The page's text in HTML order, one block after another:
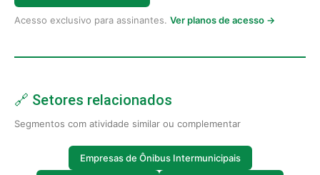
Acesso exclusivo para assinantes. Ver planos de acesso →
🔗 Setores relacionados
Segmentos com atividade similar ou complementar
Empresas de Ônibus Intermunicipais